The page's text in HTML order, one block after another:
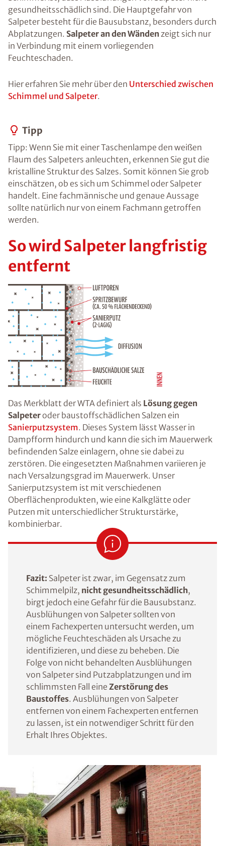
gesundheitsschädlich sind. Die Hauptgefahr von
Salpeter besteht für die Bausubstanz, besonders durch
Abplatzungen. Salpeter an den Wändenzeigt sich nur
in Verbindung mit einem vorliegenden
Feuchteschaden.
Hier erfahren Sie mehr über den Unterschied zwischen
Schimmel und Salpeter.
Tipp
Tipp: Wenn Sie mit einer Taschenlampe den weißen
Flaum des Salpeters anleuchten, erkennen Sie gut die
kristalline Struktur des Salzes. Somit können Sie grob
einschätzen, ob es sich um Schimmel oder Salpeter
handelt. Eine fachmännische und genaue Aussage
sollte natürlich nur von einem Fachmann getroffen
werden.
So wird Salpeter langfristig
entfernt
Das Merkblatt der WTA definiert als Lösung gegen
Salpeteroder baustoffschädlichen Salzen ein
Sanierputzsystem. Dieses System lässt Wasser in
Dampfform hindurch und kann die sich im Mauerwerk
befindenden Salze einlagern, ohne sie dabei zu
zerstören. Die eingesetzten Maßnahmen variieren je
nach Versalzungsgrad im Mauerwerk. Unser
Sanierputzsystem ist mit verschiedenen
Oberflächenprodukten, wie eine Kalkglätte oder
Putzen mit unterschiedlicher Strukturstärke,
kombinierbar.
Fazit: Salpeter ist zwar, im Gegensatz zum
Schimmelpilz, nicht gesundheitsschädlich,
birgt jedoch eine Gefahr für die Bausubstanz.
Ausblühungen von Salpeter sollten von
einem Fachexperten untersucht werden, um
mögliche Feuchteschäden als Ursache zu
identifizieren, und diese zu beheben. Die
Folge von nicht behandelten Ausblühungen
von Salpeter sind Putzabplatzungen und im
schlimmsten Fall eine Zerstörung des
Baustoffes. Ausblühungen von Salpeter
entfernen von einem Fachexperten entfernen
zu lassen, ist ein notwendiger Schritt für den
Erhalt Ihres Objektes.